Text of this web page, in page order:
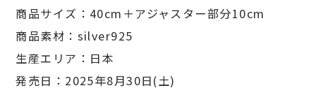
商品サイズ：40cm＋アジャスター部分10cm
商品素材：silver925
生産エリア：日本
発売日：2025年8月30日(土)